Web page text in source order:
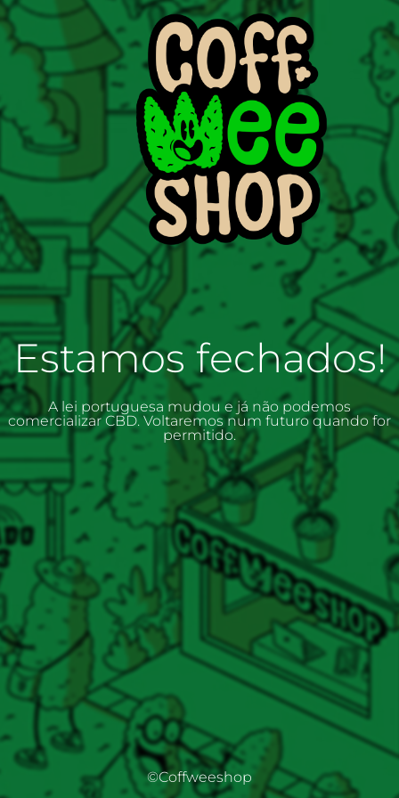
Estamos fechados!
A lei portuguesa mudou e já não podemos
comercializar CBD. Voltaremos num futuro quando for
permitido.
©Coffweeshop